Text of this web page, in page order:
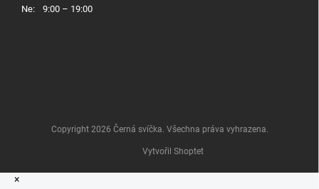
Ne:
9:00 – 19:00
Vytvořil Shoptet
Copyright 2026 Černá svíčka. Všechna práva vyhrazena.
×